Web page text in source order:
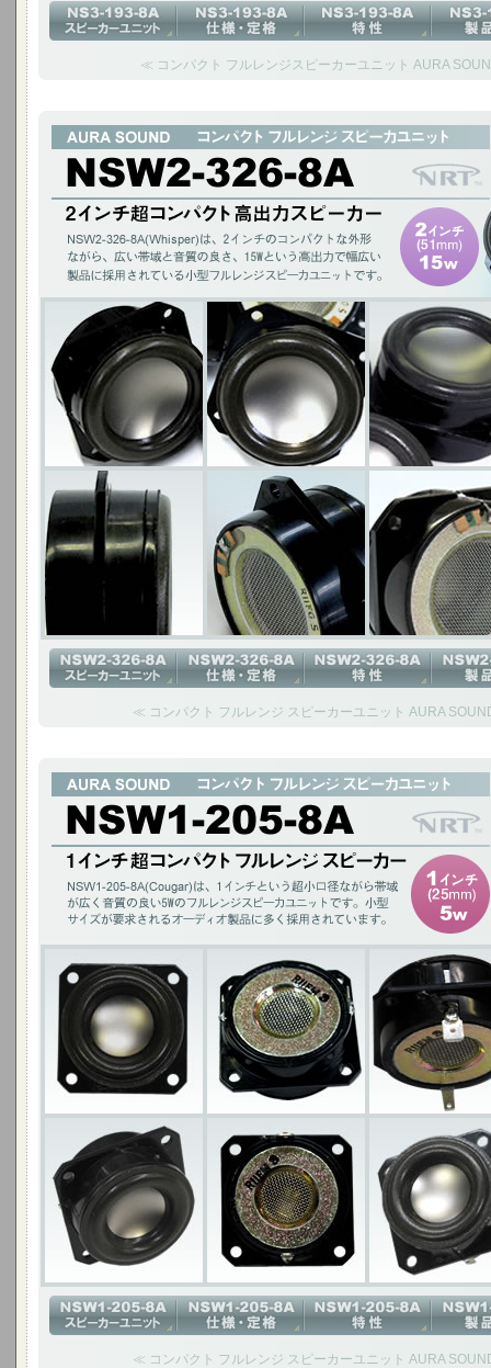
≪ コンパクト フルレンジスピーカーユニット AURA
2インチ超コンパクト 高出力スピーカー
NSW2-326-8A(Whisper)は、2インチのコンパクトな外形ながら、広い帯域
幅広い製品に採用されている小型フルレンジスピーカユニットです。
2インチ(51mm)15W / チタニウムコーン
≪ コンパクト フルレンジ スピーカーユニット AURA
1インチ超コンパクト フルレンジ スピーカー
NSW1-205-8A(Cougar)は、1インチという超小口径ながら帯域が広く音質
ットです。 小型サイズが要求されるオーディオ製品に多く採用されていま
1インチ(25mm)5W / チタニウムコーン
≪ コンパクト フルレンジ スピーカーユニット AURA